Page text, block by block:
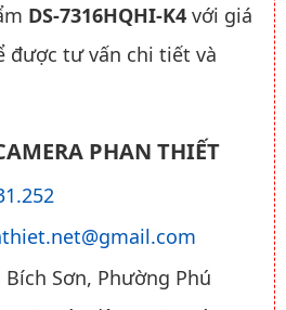
DS-7316HQHI-K4 với giá
được tư vấn chi tiết và
PHAN THIẾT
Bích Sơn, Phường Phú